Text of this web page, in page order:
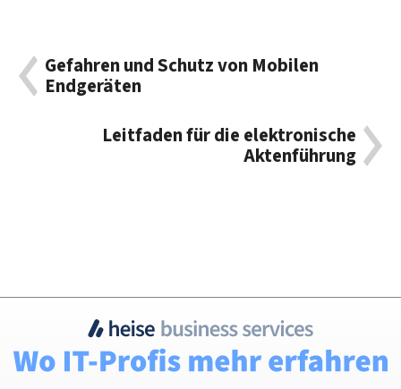
Gefahren und Schutz von Mobilen
Endgeräten
Leitfaden für die elektronische
Aktenführung